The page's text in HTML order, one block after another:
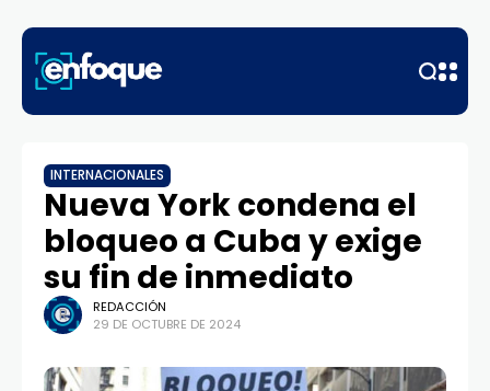
INTERNACIONALES
Nueva York condena el
bloqueo a Cuba y exige
su fin de inmediato
REDACCIÓN
29 DE OCTUBRE DE 2024